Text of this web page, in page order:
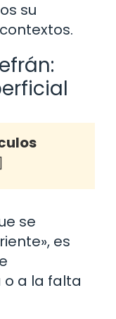
su
se
es
a la falta